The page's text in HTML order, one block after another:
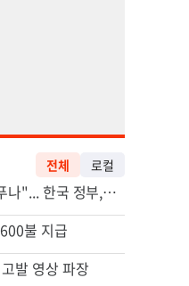
전체 로컬
"65세 복수국적 빗장 푸나"... 한국 정부, 연령 완화 전면 추진
불 지급
발 영상 파장